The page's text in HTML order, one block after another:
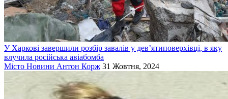
У Харкові завершили розбір завалів у дев’ятиповерхівці, в яку
влучила російська авіабомба
Місто Новини Антон Корж 31 Жовтня, 2024